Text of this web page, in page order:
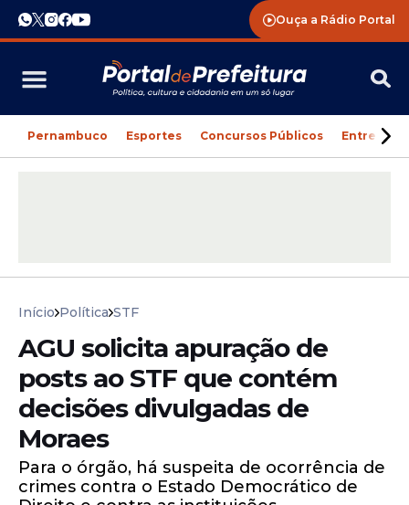
Ouça a Rádio Portal
Pernambuco Esportes Concursos Públicos
Início Política STF
AGU solicita apuração de
posts ao STF que contém
decisões divulgadas de
Moraes
Para o órgão, há suspeita de ocorrência de
crimes contra o Estado Democrático de